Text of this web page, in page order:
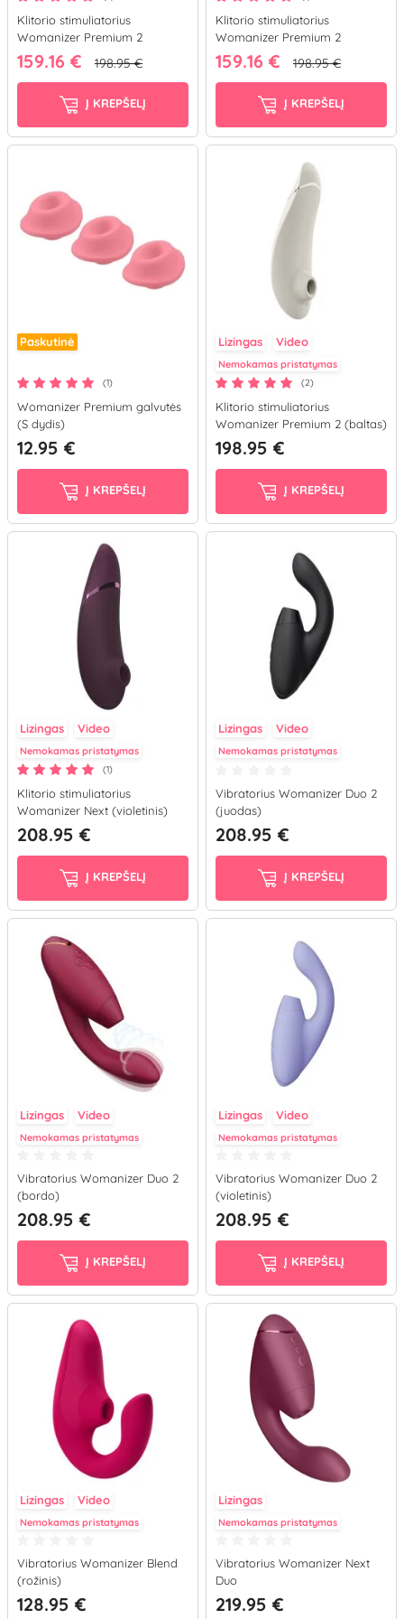
ir pasinaudokite savo teise patirti orgazmą!
Klitorio stimuliatorius
Womanizer Premium 2
(raudonas)
159.16 € 198.95 €
Į KREPŠELĮ
Klitorio stimuliatorius
Womanizer Premium 2
(juodas)
159.16 € 198.95 €
Į KREPŠELĮ
Paskutinė
(1)
Womanizer Premium galvutės
(S dydis)
12.95 €
Į KREPŠELĮ
Lizingas Video
Nemokamas pristatymas
(2)
Klitorio stimuliatorius
Womanizer Premium 2 (baltas)
198.95 €
Į KREPŠELĮ
Lizingas Video
Nemokamas pristatymas
(1)
Klitorio stimuliatorius
Womanizer Next (violetinis)
208.95 €
Į KREPŠELĮ
Lizingas Video
Nemokamas pristatymas
Vibratorius Womanizer Duo 2
(juodas)
208.95 €
Į KREPŠELĮ
Lizingas Video
Nemokamas pristatymas
Vibratorius Womanizer Duo 2
(bordo)
208.95 €
Į KREPŠELĮ
Lizingas Video
Nemokamas pristatymas
Vibratorius Womanizer Duo 2
(violetinis)
208.95 €
Į KREPŠELĮ
Lizingas Video
Nemokamas pristatymas
Vibratorius Womanizer Blend
(rožinis)
128.95 €
Lizingas
Nemokamas pristatymas
Vibratorius Womanizer Next
Duo
219.95 €